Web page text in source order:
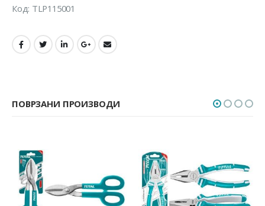
Код: TLP115001
ПОВРЗАНИ ПРОИЗВОДИ